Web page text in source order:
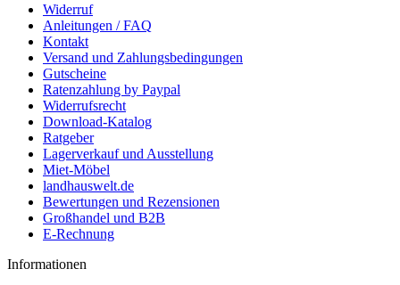
Widerruf
Anleitungen / FAQ
Kontakt
Versand und Zahlungsbedingungen
Gutscheine
Ratenzahlung by Paypal
Widerrufsrecht
Download-Katalog
Ratgeber
Lagerverkauf und Ausstellung
Miet-Möbel
landhauswelt.de
Bewertungen und Rezensionen
Großhandel und B2B
E-Rechnung
Informationen